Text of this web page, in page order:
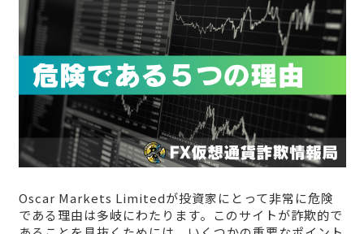
Oscar Markets Limitedが投資家にとって非常に危険
である理由は多岐にわたります。このサイトが詐欺的で